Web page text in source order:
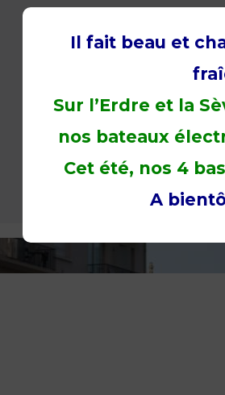
Il fait beau et
Sur l’Erdre et la
nos bateaux
Cet été, nos 4
A